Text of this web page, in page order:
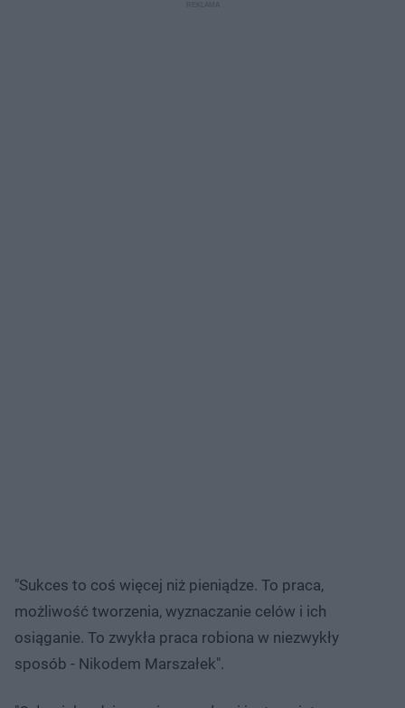
"Sukces to coś więcej niż pieniądze. To praca,
możliwość tworzenia, wyznaczanie celów i ich
osiąganie. To zwykła praca robiona w niezwykły
sposób - Nikodem Marszałek".